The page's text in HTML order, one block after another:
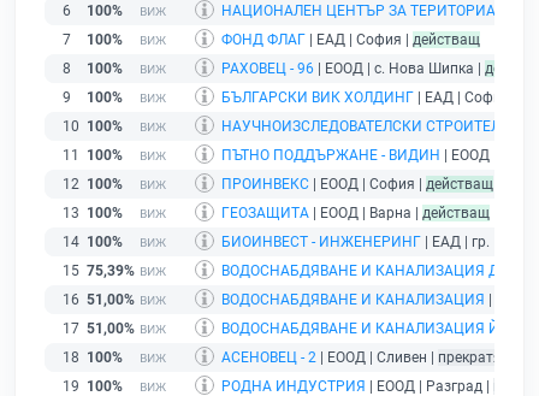
6
100%
НАЦИОНАЛЕН ЦЕНТЪР ЗА ТЕРИТОРИАЛНО
7
100% ФОНД ФЛАГ | ЕАД | София | действащ
8
100% РАХОВЕЦ - 96 | ЕООД | с. Нова Шипка |
9
100% БЪЛГАРСКИ ВИК ХОЛДИНГ | ЕАД | София |
10 100%
НАУЧНОИЗСЛЕДОВАТЕЛСКИ СТРОИТЕЛЕН
11
100% ПЪТНО ПОДДЪРЖАНЕ - ВИДИН
| ЕООД | гр.
12 100% ПРОИНВЕКС | ЕООД | София | действащ
13 100% ГЕОЗАЩИТА | ЕООД | Варна | действащ
14 100% БИОИНВЕСТ - ИНЖЕНЕРИНГ | ЕАД | гр.
15 75,39%
ВОДОСНАБДЯВАНЕ И КАНАЛИЗАЦИЯ
16 51,00% ВОДОСНАБДЯВАНЕ И КАНАЛИЗАЦИЯ
17 51,00%
ВОДОСНАБДЯВАНЕ И КАНАЛИЗАЦИЯ
18 100% АСЕНОВЕЦ - 2 | ЕООД | Сливен | прекратяване
19 100% РОДНА ИНДУСТРИЯ | ЕООД | Разград |